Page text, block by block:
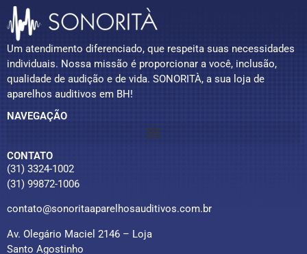
Um atendimento diferenciado, que respeita suas necessidades
individuais. Nossa missão é proporcionar a você, inclusão,
qualidade de audição e de vida. SONORITÀ, a sua loja de
aparelhos auditivos em BH!
NAVEGAÇÃO
CONTATO
(31) 3324-1002
(31) 99872-1006
contato@sonoritaaparelhosauditivos.com.br
Av. Olegário Maciel 2146 – Loja
Santo Agostinho